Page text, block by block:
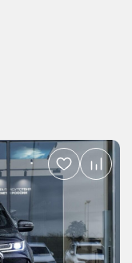
Добавить
в
избранное